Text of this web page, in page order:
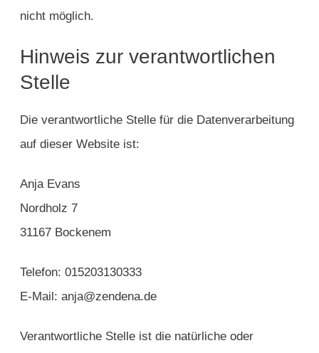
nicht möglich.
Hinweis zur verantwortlichen
Stelle
Die verantwortliche Stelle für die Datenverarbeitung
auf dieser Website ist:
Anja Evans
Nordholz 7
31167 Bockenem
Telefon: 015203130333
E-Mail: anja@zendena.de
Verantwortliche Stelle ist die natürliche oder